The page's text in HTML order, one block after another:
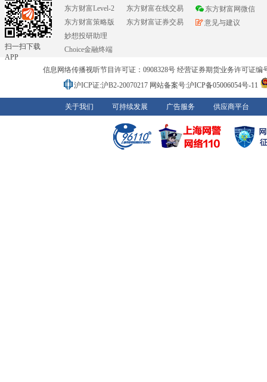
扫一扫下载
APP
东方财富Level-2
东方财富策略版
妙想投研助理
Choice金融终端
东方财富在线交易
东方财富证券交易
东方财富网微信
意见与建议
信息网络传播视听节目许可证：0908328号 经营证券期货业务许可证编
沪ICP证:沪B2-20070217 网站备案号:沪ICP备05006054号-11
关于我们 可持续发展 广告服务 供应商平台